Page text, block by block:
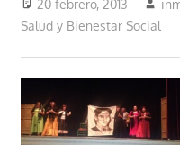
20 febrero, 2013
Salud y Bienestar Social